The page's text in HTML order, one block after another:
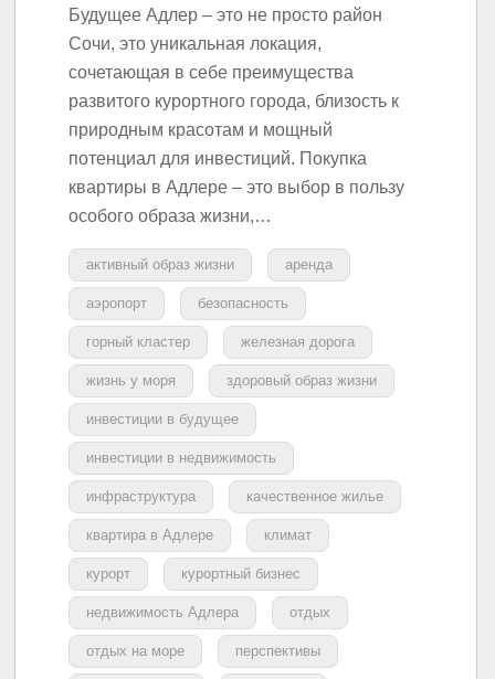
Будущее Адлер – это не просто район
Сочи, это уникальная локация,
сочетающая в себе преимущества
развитого курортного города, близость к
природным красотам и мощный
потенциал для инвестиций. Покупка
квартиры в Адлере – это выбор в пользу
особого образа жизни,…
активный образ жизни аренда
аэропорт безопасность
горный кластер железная дорога
жизнь у моря здоровый образ жизни
инвестиции в будущее
инвестиции в недвижимость
инфраструктура качественное жилье
квартира в Адлере климат
курорт курортный бизнес
недвижимость Адлера отдых
отдых на море перспективы